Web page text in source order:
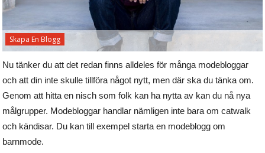
Skapa En Blogg
Nu tänker du att det redan finns alldeles för många modebloggar
och att din inte skulle tillföra något nytt, men där ska du tänka om.
Genom att hitta en nisch som folk kan ha nytta av kan du nå nya
målgrupper. Modebloggar handlar nämligen inte bara om catwalk
och kändisar. Du kan till exempel starta en modeblogg om
barnmode.